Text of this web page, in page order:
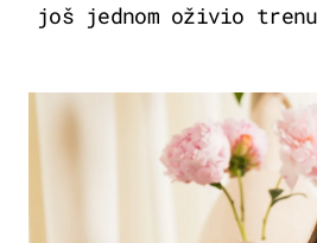
još jednom oživio
MODA & LJEPOTA